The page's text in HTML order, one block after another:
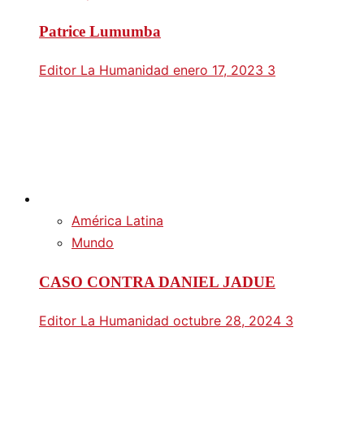
Patrice Lumumba
Editor La Humanidad enero 17, 2023 3
América Latina
Mundo
CASO CONTRA DANIEL JADUE
Editor La Humanidad octubre 28, 2024 3